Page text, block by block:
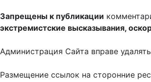
Запрещены к публикации
экстремистские высказывания,
Администрация Сайта вправе
Размещение ссылок на сторонние